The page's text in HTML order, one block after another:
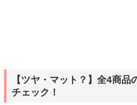
【ツヤ・マット？】全4商品
チェック！